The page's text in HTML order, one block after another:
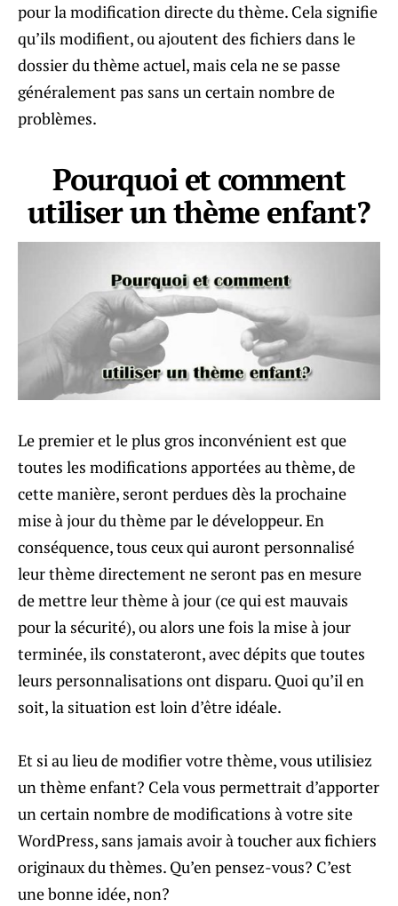
pour la modification directe du thème. Cela signifie
qu’ils modifient, ou ajoutent des fichiers dans le
dossier du thème actuel, mais cela ne se passe
généralement pas sans un certain nombre de
problèmes.
Pourquoi et comment
utiliser un thème enfant?
Le premier et le plus gros inconvénient est que
toutes les modifications apportées au thème, de
cette manière, seront perdues dès la prochaine
mise à jour du thème par le développeur. En
conséquence, tous ceux qui auront personnalisé
leur thème directement ne seront pas en mesure
de mettre leur thème à jour (ce qui est mauvais
pour la sécurité), ou alors une fois la mise à jour
terminée, ils constateront, avec dépits que toutes
leurs personnalisations ont disparu. Quoi qu’il en
soit, la situation est loin d’être idéale.
Et si au lieu de modifier votre thème, vous utilisiez
un thème enfant? Cela vous permettrait d’apporter
un certain nombre de modifications à votre site
WordPress, sans jamais avoir à toucher aux fichiers
originaux du thèmes. Qu’en pensez-vous? C’est
une bonne idée, non?